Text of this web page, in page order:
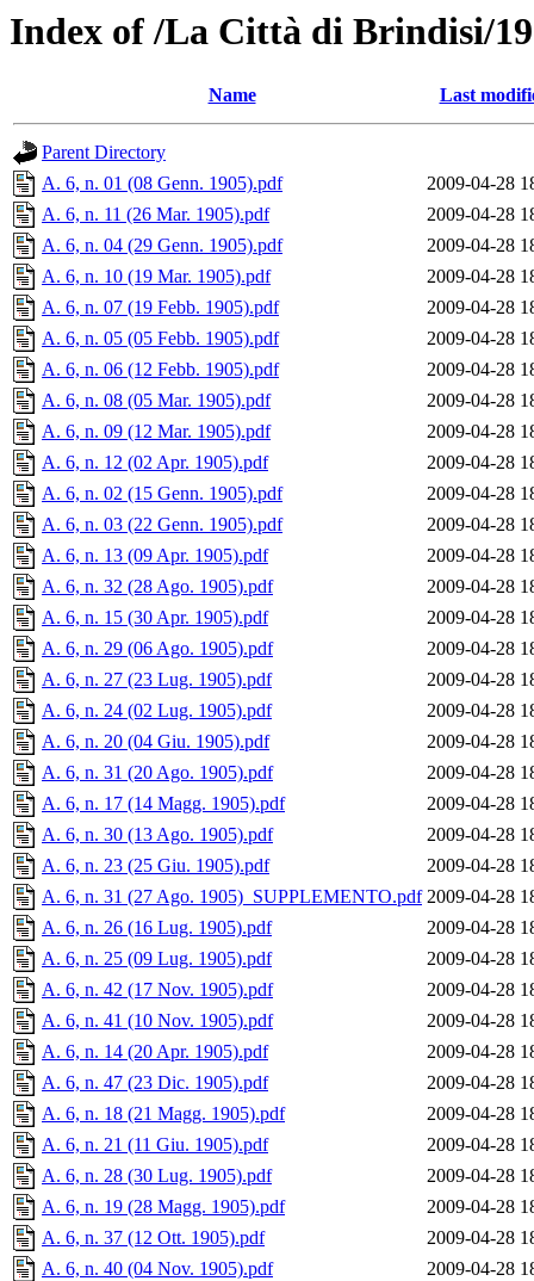
Index of /La Città di Brindisi/
Name Last
Parent Directory
A. 6, n. 01 (08 Genn. 1905).pdf
2009-04-28
A. 6, n. 11 (26 Mar. 1905).pdf
2009-04-28
A. 6, n. 04 (29 Genn. 1905).pdf
2009-04-28
A. 6, n. 10 (19 Mar. 1905).pdf
2009-04-28
A. 6, n. 07 (19 Febb. 1905).pdf
2009-04-28
A. 6, n. 05 (05 Febb. 1905).pdf
2009-04-28
A. 6, n. 06 (12 Febb. 1905).pdf
2009-04-28
A. 6, n. 08 (05 Mar. 1905).pdf
2009-04-28
A. 6, n. 09 (12 Mar. 1905).pdf
2009-04-28
A. 6, n. 12 (02 Apr. 1905).pdf
2009-04-28
A. 6, n. 02 (15 Genn. 1905).pdf
2009-04-28
A. 6, n. 03 (22 Genn. 1905).pdf
2009-04-28
A. 6, n. 13 (09 Apr. 1905).pdf
2009-04-28
A. 6, n. 32 (28 Ago. 1905).pdf
2009-04-28
A. 6, n. 15 (30 Apr. 1905).pdf
2009-04-28
A. 6, n. 29 (06 Ago. 1905).pdf
2009-04-28
A. 6, n. 27 (23 Lug. 1905).pdf
2009-04-28
A. 6, n. 24 (02 Lug. 1905).pdf
2009-04-28
A. 6, n. 20 (04 Giu. 1905).pdf
2009-04-28
A. 6, n. 31 (20 Ago. 1905).pdf
2009-04-28
A. 6, n. 17 (14 Magg. 1905).pdf
2009-04-28
A. 6, n. 30 (13 Ago. 1905).pdf
2009-04-28
A. 6, n. 23 (25 Giu. 1905).pdf
2009-04-28
A. 6, n. 31 (27 Ago. 1905)_SUPPLEMENTO.pdf 2009-04-28
A. 6, n. 26 (16 Lug. 1905).pdf
2009-04-28
A. 6, n. 25 (09 Lug. 1905).pdf
2009-04-28
A. 6, n. 42 (17 Nov. 1905).pdf
2009-04-28
A. 6, n. 41 (10 Nov. 1905).pdf
2009-04-28
A. 6, n. 14 (20 Apr. 1905).pdf
2009-04-28
A. 6, n. 47 (23 Dic. 1905).pdf
2009-04-28
A. 6, n. 18 (21 Magg. 1905).pdf
2009-04-28
A. 6, n. 21 (11 Giu. 1905).pdf
2009-04-28
A. 6, n. 28 (30 Lug. 1905).pdf
2009-04-28
A. 6, n. 19 (28 Magg. 1905).pdf
2009-04-28
A. 6, n. 37 (12 Ott. 1905).pdf
2009-04-28
A. 6, n. 40 (04 Nov. 1905).pdf
2009-04-28